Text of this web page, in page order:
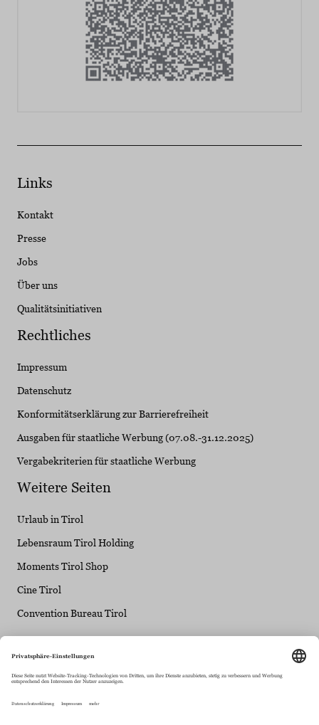
Links
Kontakt
Presse
Jobs
Über uns
Qualitätsinitiativen
Rechtliches
Impressum
Datenschutz
Konformitätserklärung zur Barrierefreiheit
Ausgaben für staatliche Werbung (07.08.-31.12.2025)
Vergabekriterien für staatliche Werbung
Weitere Seiten
Urlaub in Tirol
Lebensraum Tirol Holding
Moments Tirol Shop
Cine Tirol
Convention Bureau Tirol